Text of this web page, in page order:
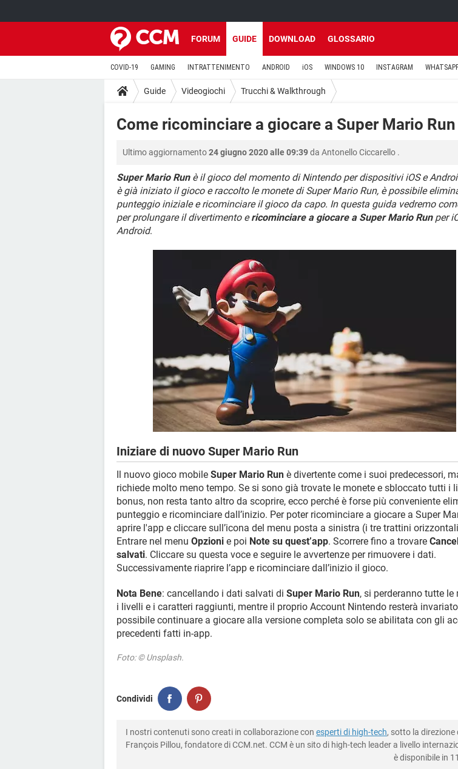
FORUM GUIDE DOWNLOAD GLOSSARIO
COVID-19 GAMING INTRATTENIMENTO ANDROID iOS WINDOWS 10 INSTAGRAM
Guide Videogiochi Trucchi & Walkthrough
Come ricominciare a giocare a Super Mario Run
Ultimo aggiornamento24 giugno 2020 alle 09:39da Antonello Ciccarello .
Super Mario Runè il gioco del momento di Nintendo per dispositivi iOS e
è già iniziato il gioco e raccolto le monete di Super Mario Run, è possibile
punteggio iniziale e ricominciare il gioco da capo. In questa guida vedremo
per prolungare il divertimento ericominciare a giocare a Super Mario Runper
Android.
Iniziare di nuovo Super Mario Run
Il nuovo gioco mobile Super Mario Run è divertente come i suoi predecessori,
richiede molto meno tempo. Se si sono già trovate le monete e sbloccato tutti i
bonus, non resta tanto altro da scoprire, ecco perché è forse più conveniente
punteggio e ricominciare dall’inizio. Per poter ricominciare a giocare a Super
aprire l'app e cliccare sull’icona del menu posta a sinistra (i tre trattini
Entrare nel menu Opzioni e poi Note su quest’app. Scorrere fino a trovare
salvati. Cliccare su questa voce e seguire le avvertenze per rimuovere i dati.
Successivamente riaprire l’app e ricominciare dall’inizio il gioco.
Nota Bene: cancellando i dati salvati di Super Mario Run, si perderanno tutte le
i livelli e i caratteri raggiunti, mentre il proprio Account Nintendo resterà
possibile continuare a giocare alla versione completa solo se abilitata con gli
precedenti fatti in-app.
Foto: © Unsplash.
Condividi
I nostri contenuti sono creati in collaborazione con esperti di high-tech, sotto la direzione
François Pillou, fondatore di CCM.net. CCM è un sito di high-tech leader a livello
è disponibile in